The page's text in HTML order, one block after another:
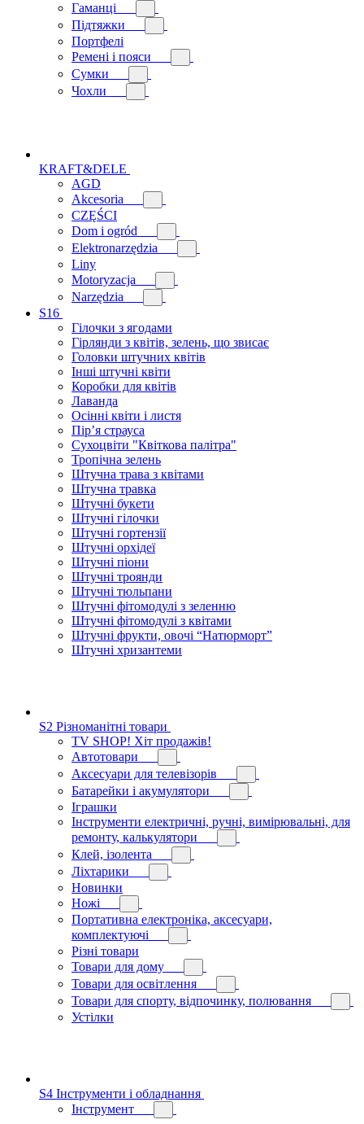
Гаманці
Підтяжки
Портфелі
Ремені і пояси
Сумки
Чохли
KRAFT&DELE
AGD
Akcesoria
CZĘŚCI
Dom i ogród
Elektronarzędzia
Liny
Motoryzacja
Narzędzia
S16
Гілочки з ягодами
Гірлянди з квітів, зелень, що звисає
Головки штучних квітів
Інші штучні квіти
Коробки для квітів
Лаванда
Осінні квіти і листя
Пір’я страуса
Сухоцвіти "Квіткова палітра"
Тропічна зелень
Штучна трава з квітами
Штучна травка
Штучні букети
Штучні гілочки
Штучні гортензії
Штучні орхідеї
Штучні піони
Штучні троянди
Штучні тюльпани
Штучні фітомодулі з зеленню
Штучні фітомодулі з квітами
Штучні фрукти, овочі “Натюрморт”
Штучні хризантеми
S2 Різноманітні товари
TV SHOP! Хіт продажів!
Автотовари
Аксесуари для телевізорів
Батарейки і акумулятори
Іграшки
Інструменти електричні, ручні, вимірювальні, для
ремонту, калькулятори
Клей, ізолента
Ліхтарики
Новинки
Ножі
Портативна електроніка, аксесуари,
комплектуючі
Різні товари
Товари для дому
Товари для освітлення
Товари для спорту, відпочинку, полювання
Устілки
S4 Інструменти і обладнання
Інструмент